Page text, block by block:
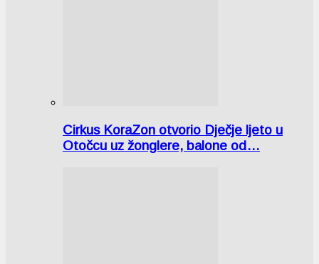
Cirkus KoraZon otvorio Dječje ljeto u
Otočcu uz žonglere, balone od…